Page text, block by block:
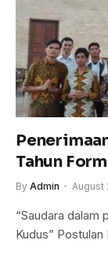
Tahun
By Admin August
“Saudara dalam
Kudus”